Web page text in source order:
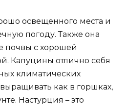
освещенного места и
погоду. Также она
почвы с хорошей
Капуцины отлично себя
климатических
как в горшках,
Настурция – это